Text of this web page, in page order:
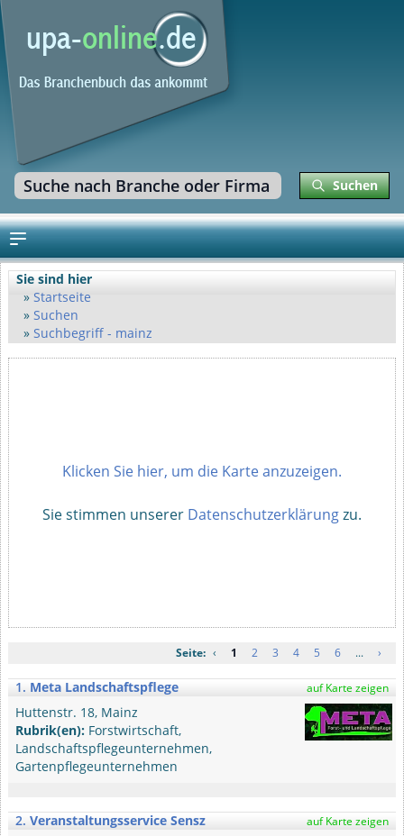
Suchen
Sie sind hier
Startseite
Suchen
Suchbegriff - mainz
Klicken Sie hier, um die Karte anzuzeigen.
Sie stimmen unserer Datenschutzerklärungzu.
Seite: ‹ 1 2 3 4 5 6 ... ›
1. Meta Landschaftspflege auf Karte zeigen
Huttenstr. 18, Mainz
Rubrik(en): Forstwirtschaft,
Landschaftspflegeunternehmen,
Gartenpflegeunternehmen
2. Veranstaltungsservice Sensz auf Karte zeigen